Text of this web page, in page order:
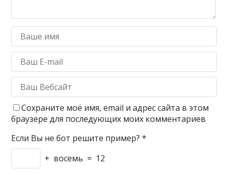
Сохраните моё имя, email и адрес сайта в этом
браузере для последующих моих комментариев
Если Вы не бот решите пример? *
+ восемь = 12